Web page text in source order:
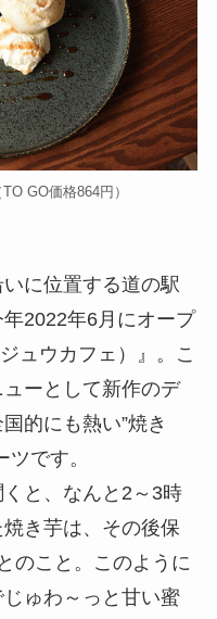
GO価格864円）
に位置する道の駅
年2022年6月にオープ
ュウカフェ）』。こ
ーとして新作のデ
的にも熱い”焼き
です。
と、なんと2～3時
き芋は、その後保
のこと。このように
ゅわ～っと甘い蜜